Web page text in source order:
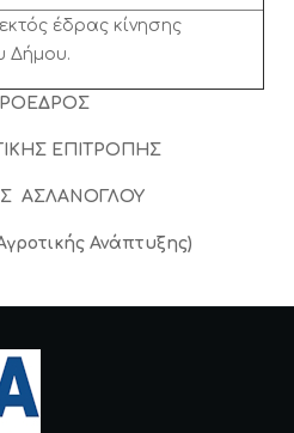
έδρας κίνησης
Δήμου.
ΕΠΙΤΡΟΠΗΣ
ΑΣΛΑΝΟΓΛΟΥ
Ανάπτυξης)